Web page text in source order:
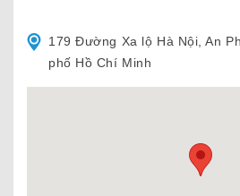
179 Đường Xa lộ Hà Nội, An
phố Hồ Chí Minh